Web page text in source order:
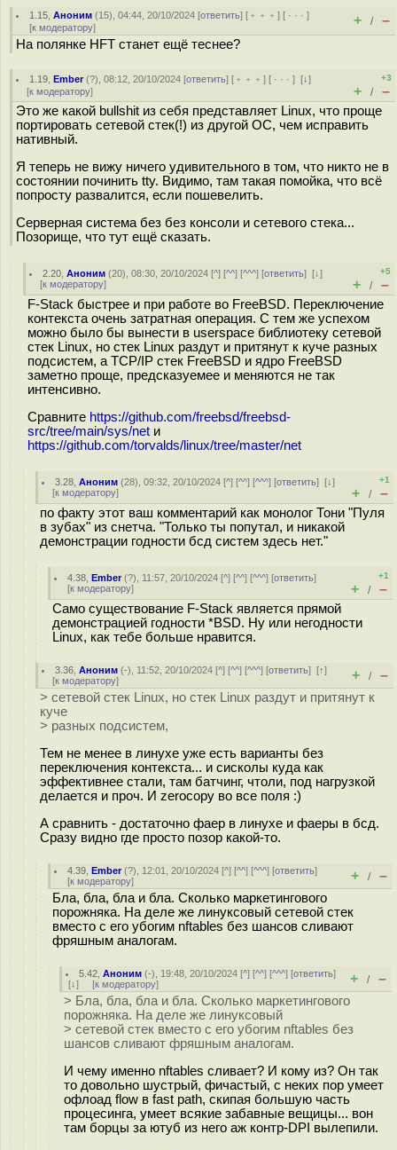
1.15 ,Аноним (15), 04:44, 20/10/2024 [ответить] [ ﹢﹢﹢] [ · · ·]
[к модератору] + / –
На полянке HFT станет ещё теснее?
1.19 ,Ember(?), 08:12, 20/10/2024 [ответить] [ ﹢﹢﹢] [ · · ·][↓]
[к модератору]
+3
+ / –
Это же какой bullshit из себя представляет Linux, что проще
портировать сетевой стек(!) из другой ОС, чем исправить
нативный.
Я теперь не вижу ничего удивительного в том, что никто не в
состоянии починить tty. Видимо, там такая помойка, что всё
попросту развалится, если пошевелить.
Серверная система без без консоли и сетевого стека...
Позорище, что тут ещё сказать.
2.20 ,Аноним (20), 08:30, 20/10/2024 [^] [^^] [^^^] [ответить][↓]
[к модератору]
+5
+ / –
F-Stack быстрее и при работе во FreeBSD. Переключение
контекста очень затратная операция. С тем же успехом
можно было бы вынести в userspace библиотеку сетевой
стек Linux, но стек Linux раздут и притянут к куче разных
подсистем, а TCP/IP стек FreeBSD и ядро FreeBSD
заметно проще, предсказуемее и меняются не так
интенсивно.
Сравните https://github.com/freebsd/freebsd-
src/tree/main/sys/net и
https://github.com/torvalds/linux/tree/master/net
3.28 ,Аноним (28), 09:32, 20/10/2024 [^] [^^] [^^^] [ответить][↓]
[к модератору]
+1
+ / –
по факту этот ваш комментарий как монолог Тони "Пуля
в зубах" из снетча. "Только ты попутал, и никакой
демонстрации годности бсд систем здесь нет."
4.38 ,Ember(?), 11:57, 20/10/2024 [^] [^^] [^^^] [ответить]
[к модератору]
+1
+ / –
Само существование F-Stack является прямой
демонстрацией годности *BSD. Ну или негодности
Linux, как тебе больше нравится.
3.36 ,Аноним (-), 11:52, 20/10/2024 [^] [^^] [^^^] [ответить][↑]
[к модератору] + / –
> сетевой стек Linux, но стек Linux раздут и притянут к
куче
> разных подсистем,
Тем не менее в линухе уже есть варианты без
переключения контекста... и сисколы куда как
эффективнее стали, там батчинг, чтоли, под нагрузкой
делается и проч. И zerocopy во все поля :)
А сравнить - достаточно фаер в линухе и фаеры в бсд.
Сразу видно где просто позор какой-то.
4.39 ,Ember(?), 12:01, 20/10/2024 [^] [^^] [^^^] [ответить]
[к модератору] + / –
Бла, бла, бла и бла. Сколько маркетингового
порожняка. На деле же линуксовый сетевой стек
вместо с его убогим nftables без шансов сливают
фряшным аналогам.
5.42 ,Аноним (-), 19:48, 20/10/2024 [^] [^^] [^^^] [ответить]
[↓] [к модератору] + / –
> Бла, бла, бла и бла. Сколько маркетингового
порожняка. На деле же линуксовый
> сетевой стек вместо с его убогим nftables без
шансов сливают фряшным аналогам.
И чему именно nftables сливает? И кому из? Он так
то довольно шустрый, фичастый, с неких пор умеет
офлоад flow в fast path, скипая большую часть
процесинга, умеет всякие забавные вещицы... вон
там борцы за ютуб из него аж контр-DPI вылепили.